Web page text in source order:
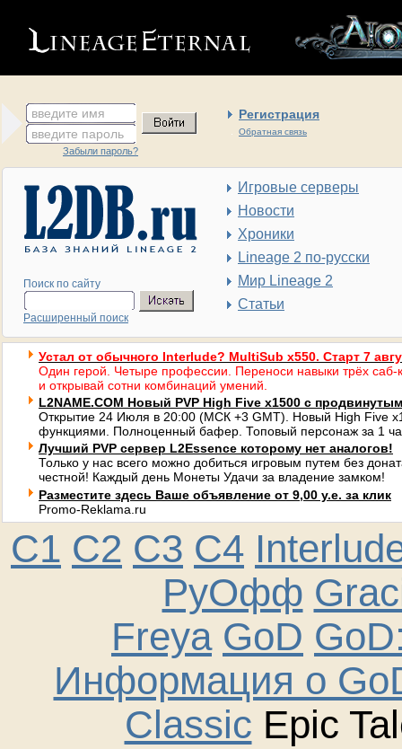
введите имя Регистрация
Обратная связь
введите пароль
Забыли пароль?
Поиск по сайту
Расширенный поиск
Игровые серверы
Новости
Хроники
Lineage 2 по-русски
Мир Lineage 2
Статьи
Устал от обычного Interlude? MultiSub x550. Старт 7
Один герой. Четыре профессии. Переноси навыки трёх саб-
и открывай сотни комбинаций умений.
L2NAME.COM Новый PVP High Five x1500 с
Открытие 24 Июля в 20:00 (МСК +3 GMT). Новый High Five
функциями. Полноценный бафер. Топовый персонаж за 1
Лучший PVP сервер L2Essence которому нет аналогов!
Только у нас всего можно добиться игровым путем без
честной! Каждый день Монеты Удачи за владение замком!
Разместите здесь Ваше объявление от 9,00 у.е. за клик
Promo-Reklama.ru
C1 C2 C3 C4
РуОфф
Freya GoD
Информация о
Classic Epic